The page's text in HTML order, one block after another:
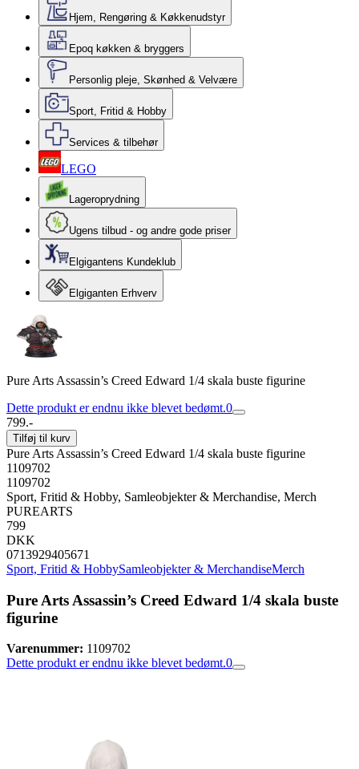
Hjem, Rengøring & Køkkenudstyr
Epoq køkken & bryggers
Personlig pleje, Skønhed & Velvære
Sport, Fritid & Hobby
Services & tilbehør
LEGO
Lageroprydning
Ugens tilbud - og andre gode priser
Elgigantens Kundeklub
Elgiganten Erhverv
Pure Arts Assassin’s Creed Edward 1/4 skala buste figurine
Dette produkt er endnu ikke blevet bedømt.0
799.-
Tilføj til kurv
Pure Arts Assassin’s Creed Edward 1/4 skala buste figurine
1109702
1109702
Sport, Fritid & Hobby, Samleobjekter & Merchandise, Merch
PUREARTS
799
DKK
0713929405671
Sport, Fritid & HobbySamleobjekter & MerchandiseMerch
Pure Arts Assassin’s Creed Edward 1/4 skala buste
figurine
Varenummer: 1109702
Dette produkt er endnu ikke blevet bedømt.0